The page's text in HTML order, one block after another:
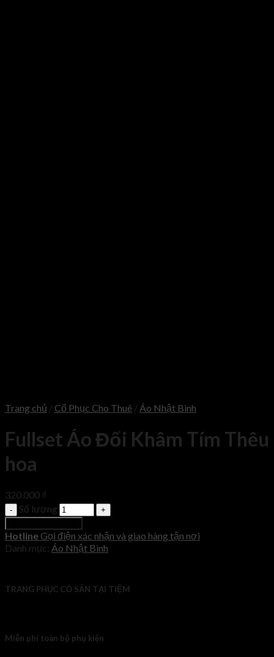
Trang chủ / Cổ Phục Cho Thuê / Áo Nhật Bình
Fullset Áo Đối Khâm Tím Thêu
hoa
320.000 ₫
Số lượng
Hotline Gọi điện xác nhận và giao hàng tận nơi
Danh mục: Áo Nhật Bình
TRANG PHỤC CÓ SẴN TẠI TIỆM
Miễn phí toàn bộ phụ kiện